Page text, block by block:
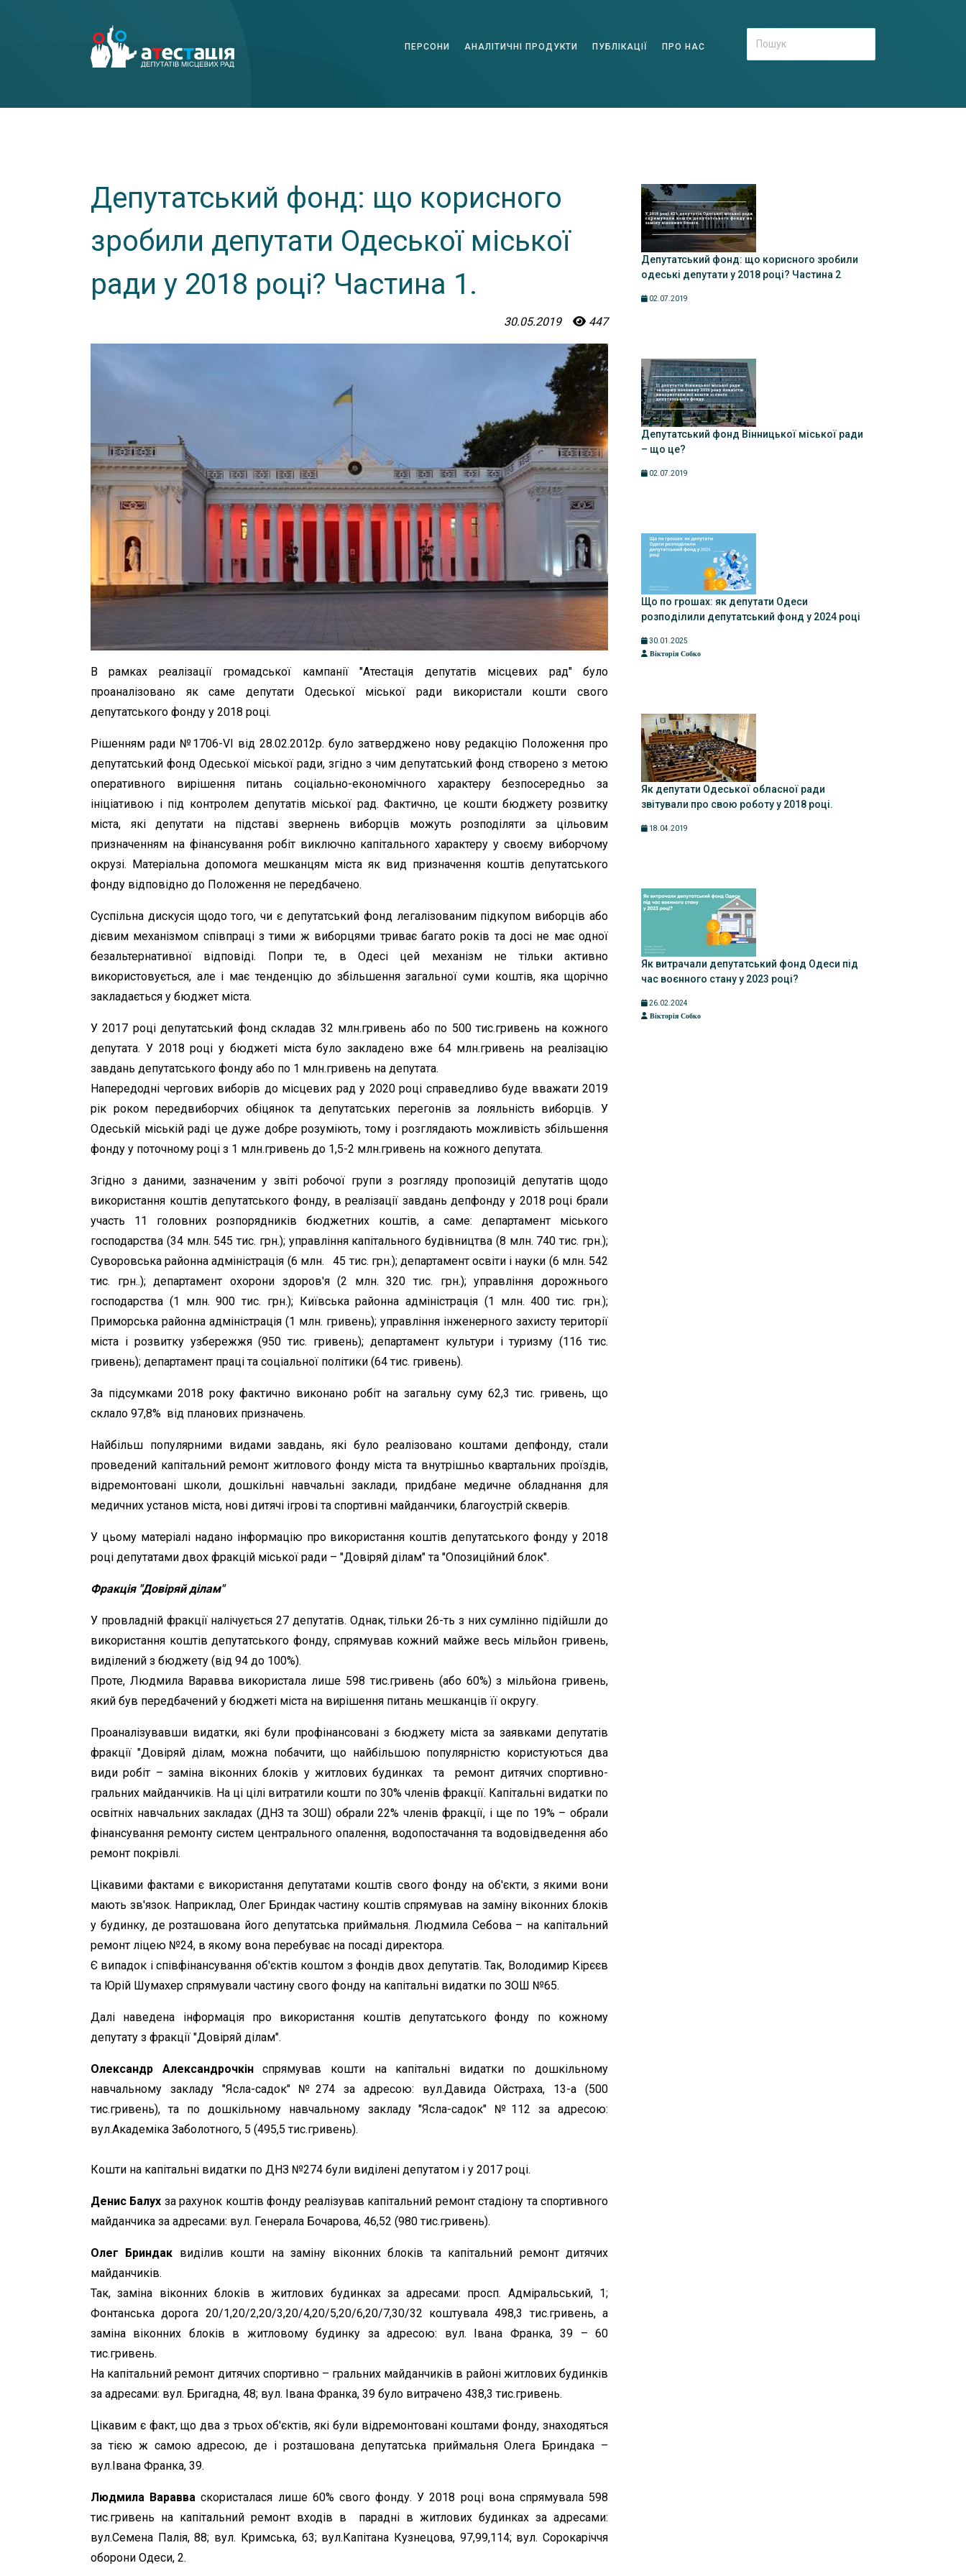
ПЕРСОНИ АНАЛІТИЧНІ ПРОДУКТИ ПУБЛІКАЦІЇ ПРО НАС
Депутатський фонд: що корисного
зробили депутати Одеської міської
ради у 2018 році? Частина 1.
30.05.2019 447
В рамках реалізації громадської кампанії "Атестація депутатів місцевих рад" було
проаналізовано як саме депутати Одеської міської ради використали кошти свого
депутатського фонду у 2018 році.
Рішенням ради №1706-VI від 28.02.2012р. було затверджено нову редакцію Положення про
депутатський фонд Одеської міської ради, згідно з чим депутатський фонд створено з метою
оперативного вирішення питань соціально-економічного характеру безпосередньо за
ініціативою і під контролем депутатів міської рад. Фактично, це кошти бюджету розвитку
міста, які депутати на підставі звернень виборців можуть розподіляти за цільовим
призначенням на фінансування робіт виключно капітального характеру у своєму виборчому
окрузі. Матеріальна допомога мешканцям міста як вид призначення коштів депутатського
фонду відповідно до Положення не передбачено.
Суспільна дискусія щодо того, чи є депутатський фонд легалізованим підкупом виборців або
дієвим механізмом співпраці з тими ж виборцями триває багато років та досі не має одної
безальтернативної відповіді. Попри те, в Одесі цей механізм не тільки активно
використовується, але і має тенденцію до збільшення загальної суми коштів, яка щорічно
закладається у бюджет міста.
У 2017 році депутатський фонд складав 32 млн.гривень або по 500 тис.гривень на кожного
депутата. У 2018 році у бюджеті міста було закладено вже 64 млн.гривень на реалізацію
завдань депутатського фонду або по 1 млн.гривень на депутата.
Напередодні чергових виборів до місцевих рад у 2020 році справедливо буде вважати 2019
рік роком передвиборчих обіцянок та депутатських перегонів за лояльність виборців. У
Одеській міській раді це дуже добре розуміють, тому і розглядають можливість збільшення
фонду у поточному році з 1 млн.гривень до 1,5-2 млн.гривень на кожного депутата.
Згідно з даними, зазначеним у звіті робочої групи з розгляду пропозицій депутатів щодо
використання коштів депутатського фонду, в реалізації завдань депфонду у 2018 році брали
участь 11 головних розпорядників бюджетних коштів, а саме: департамент міського
господарства (34 млн. 545 тис. грн.); управління капітального будівництва (8 млн. 740 тис. грн.);
Суворовська районна адміністрація (6 млн. 45 тис. грн.); департамент освіти і науки (6 млн. 542
тис. грн..); департамент охорони здоров'я (2 млн. 320 тис. грн.); управління дорожнього
господарства (1 млн. 900 тис. грн.); Київська районна адміністрація (1 млн. 400 тис. грн.);
Приморська районна адміністрація (1 млн. гривень); управління інженерного захисту території
міста і розвитку узбережжя (950 тис. гривень); департамент культури і туризму (116 тис.
гривень); департамент праці та соціальної політики (64 тис. гривень).
За підсумками 2018 року фактично виконано робіт на загальну суму 62,3 тис. гривень, що
склало 97,8% від планових призначень.
Найбільш популярними видами завдань, які було реалізовано коштами депфонду, стали
проведений капітальний ремонт житлового фонду міста та внутрішньо квартальних проїздів,
відремонтовані школи, дошкільні навчальні заклади, придбане медичне обладнання для
медичних установ міста, нові дитячі ігрові та спортивні майданчики, благоустрій скверів.
У цьому матеріалі надано інформацію про використання коштів депутатського фонду у 2018
році депутатами двох фракцій міської ради – "Довіряй ділам" та "Опозиційний блок".
Фракція "Довіряй ділам"
У провладній фракції налічується 27 депутатів. Однак, тільки 26-ть з них сумлінно підійшли до
використання коштів депутатського фонду, спрямував кожний майже весь мільйон гривень,
виділений з бюджету (від 94 до 100%).
Проте, Людмила Варавва використала лише 598 тис.гривень (або 60%) з мільйона гривень,
який був передбачений у бюджеті міста на вирішення питань мешканців її округу.
Проаналізувавши видатки, які були профінансовані з бюджету міста за заявками депутатів
фракції "Довіряй ділам, можна побачити, що найбільшою популярністю користуються два
види робіт – заміна віконних блоків у житлових будинках та ремонт дитячих спортивно-
гральних майданчиків. На ці цілі витратили кошти по 30% членів фракції. Капітальні видатки по
освітніх навчальних закладах (ДНЗ та ЗОШ) обрали 22% членів фракції, і ще по 19% – обрали
фінансування ремонту систем центрального опалення, водопостачання та водовідведення або
ремонт покрівлі.
Цікавими фактами є використання депутатами коштів свого фонду на об'єкти, з якими вони
мають зв'язок. Наприклад, Олег Бриндак частину коштів спрямував на заміну віконних блоків
у будинку, де розташована його депутатська приймальня. Людмила Себова – на капітальний
ремонт ліцею №24, в якому вона перебуває на посаді директора.
Є випадок і співфінансування об'єктів коштом з фондів двох депутатів. Так, Володимир Кірєєв
та Юрій Шумахер спрямували частину свого фонду на капітальні видатки по ЗОШ №65.
Далі наведена інформація про використання коштів депутатського фонду по кожному
депутату з фракції "Довіряй ділам".
Олександр Александрочкінспрямував кошти на капітальні видатки по дошкільному
навчальному закладу "Ясла-садок" №274 за адресою: вул.Давида Ойстраха, 13-а (500
тис.гривень), та по дошкільному навчальному закладу "Ясла-садок" №112 за адресою:
вул.Академіка Заболотного, 5 (495,5 тис.гривень).
Кошти на капітальні видатки по ДНЗ №274 були виділені депутатом і у 2017 році.
Денис Балух за рахунок коштів фонду реалізував капітальний ремонт стадіону та спортивного
майданчика за адресами: вул. Генерала Бочарова, 46,52 (980 тис.гривень).
Олег Бриндак виділив кошти на заміну віконних блоків та капітальний ремонт дитячих
майданчиків.
Так, заміна віконних блоків в житлових будинках за адресами: просп. Адміральський, 1;
Фонтанська дорога 20/1,20/2,20/3,20/4,20/5,20/6,20/7,30/32 коштувала 498,3 тис.гривень, а
заміна віконних блоків в житловому будинку за адресою: вул. Івана Франка, 39 – 60
тис.гривень.
На капітальний ремонт дитячих спортивно – гральних майданчиків в районі житлових будинків
за адресами: вул. Бригадна, 48; вул. Івана Франка, 39 було витрачено 438,3 тис.гривень.
Цікавим є факт, що два з трьох об'єктів, які були відремонтовані коштами фонду, знаходяться
за тією ж самою адресою, де і розташована депутатська приймальня Олега Бриндака –
вул.Івана Франка, 39.
Людмила Варавва скористалася лише 60% свого фонду. У 2018 році вона спрямувала 598
тис.гривень на капітальний ремонт входів в парадні в житлових будинках за адресами:
вул.Семена Палія, 88; вул. Кримська, 63; вул.Капітана Кузнецова, 97,99,114; вул. Сорокаріччя
оборони Одеси, 2.
Депутатський фонд: що корисного зробили
одеські депутати у 2018 році? Частина 2
02.07.2019
Депутатський фонд Вінницької міської ради
– що це?
02.07.2019
Що по грошах: як депутати Одеси
розподілили депутатський фонд у 2024 році
30.01.2025
Вікторія Собко
Як депутати Одеської обласної ради
звітували про свою роботу у 2018 році.
18.04.2019
Як витрачали депутатський фонд Одеси під
час воєнного стану у 2023 році?
26.02.2024
Вікторія Собко